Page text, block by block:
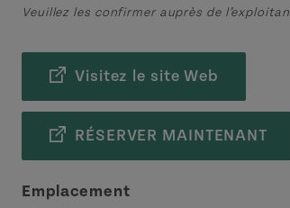
Veuillez les confirmer auprès de
Visitez le site Web
RÉSERVER MAINTENANT
Emplacement